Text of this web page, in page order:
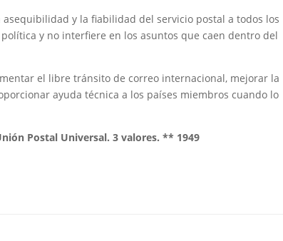
y la fiabilidad del servicio postal a todos los
y no interfiere en los asuntos que caen dentro del
el libre tránsito de correo internacional, mejorar la
ayuda técnica a los países miembros cuando lo
Postal Universal. 3 valores. ** 1949